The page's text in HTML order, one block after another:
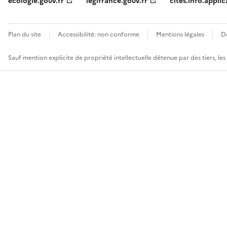
Plan du site Accessibilité: non conforme Mentions légales
Sauf mention explicite de propriété intellectuelle détenue par des tiers,